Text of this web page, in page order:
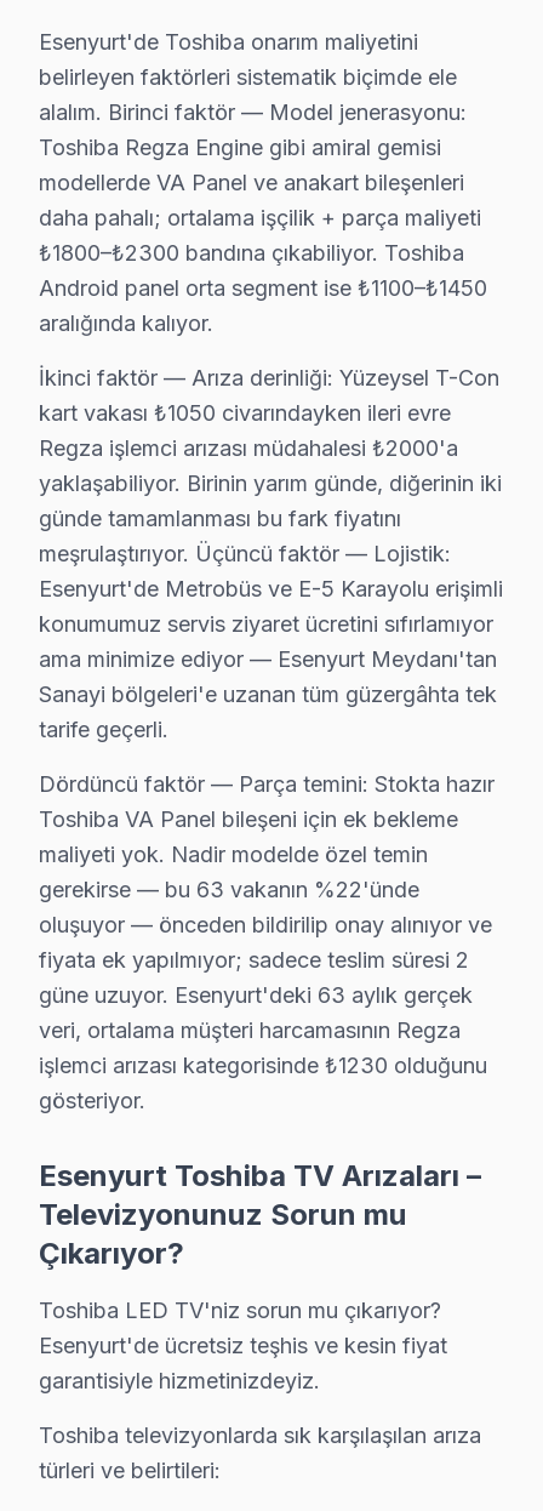
Toshiba televizyonlarının bakım maliyetleri, çeşitli
Panel/Ekran Değişimi: 32" ekranlar için
Anakart Tamiri: Model serisine göre değişen
Güç Kartı ve LED Backlight: Bu parçaların
: Bu parça için tamir maliyeti 600₺
Yazılım/Firmware İşlemleri
: Yazılım
Yerinde bakım ve Atölye Fiyat Farkı : Yerinde
Fiyatları etkileyen en önemli faktörler arasında
Esenyurt'de Fabrika Servis: Uzun Ömürlü TV
bu bölgede, Fabrika bakım olarak sunduğumuz
Fabrika Servis'in sunduğu avantajlar arasında,
Kullanıcıların memnuniyetini öncelikli hedef olarak
Esenyurt Toshiba servis - TV Tamiri
Toshiba TV'nizde şu belirtileri görüyorsanız — hemen
▸ Ekran açılmıyor veya siyah kalıyor
▸ Görüntü var ses yok (ya da tersi)
▸ Uzaktan kumanda tepkisiz
▸ Wi-Fi bağlanmıyor / Smart TV donuyor
▸ Ekranda dikey/yatay çizgiler, renk bozukluğu
Esenyurt'da — Esenyurt Meydanı dahil — Fabrika
Neden Esenyurt'de Toshiba teknik desteği
Esenyurt Toshiba TV Ekran Anakart Profesyonel Servis ve
Esenyurt'da Toshiba görüntüleme sistemi'niz
• Esenyurt'de 25+ sertifikalı teknisyen Toshiba
• Esenyurt'de sadece orijinal parça kullanıyoruz.
Şunu da belirtelim:, Esenyurt Meydanı, Konut
Toshiba TV'lerde Sık Görülen Arızalar
Toshiba televizyonlar kaliteli yapısıyla öne çıksa da
Toshiba Regza Engine ve VA Panel modellerde en
Backlight sorunu da Toshiba kullanıcılarının sıkça
T-Con kart: Toshiba'ın Regza Engine mimarisi, bu
Son olarak Uzaktan kumanda: Esenyurt bölgesinde
» Esenyurt'de söz konusu model VA Panel ve IPS
Esenyurt'de Toshiba onarım maliyetini
belirleyen faktörleri sistematik biçimde ele
alalım. Birinci faktör — Model jenerasyonu:
Toshiba Regza Engine gibi amiral gemisi
modellerde VA Panel ve anakart bileşenleri
daha pahalı; ortalama işçilik + parça maliyeti
₺1800–₺2300 bandına çıkabiliyor. Toshiba
Android panel orta segment ise ₺1100–₺1450
aralığında kalıyor.
İkinci faktör — Arıza derinliği: Yüzeysel T-Con
kart vakası ₺1050 civarındayken ileri evre
Regza işlemci arızası müdahalesi ₺2000'a
yaklaşabiliyor. Birinin yarım günde, diğerinin iki
günde tamamlanması bu fark fiyatını
meşrulaştırıyor. Üçüncü faktör — Lojistik:
Esenyurt'de Metrobüs ve E-5 Karayolu erişimli
konumumuz servis ziyaret ücretini sıfırlamıyor
ama minimize ediyor — Esenyurt Meydanı'tan
Sanayi bölgeleri'e uzanan tüm güzergâhta tek
tarife geçerli.
Dördüncü faktör — Parça temini: Stokta hazır
Toshiba VA Panel bileşeni için ek bekleme
maliyeti yok. Nadir modelde özel temin
gerekirse — bu 63 vakanın %22'ünde
oluşuyor — önceden bildirilip onay alınıyor ve
fiyata ek yapılmıyor; sadece teslim süresi 2
güne uzuyor. Esenyurt'deki 63 aylık gerçek
veri, ortalama müşteri harcamasının Regza
işlemci arızası kategorisinde ₺1230 olduğunu
gösteriyor.
Esenyurt Toshiba TV Arızaları –
Televizyonunuz Sorun mu
Çıkarıyor?
Toshiba LED TV'niz sorun mu çıkarıyor?
Esenyurt'de ücretsiz teşhis ve kesin fiyat
garantisiyle hizmetinizdeyiz.
Toshiba televizyonlarda sık karşılaşılan arıza
türleri ve belirtileri: